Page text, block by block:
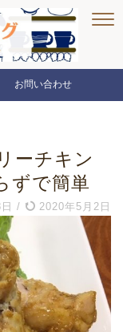
お問い合わせ
ーチキン
ずで簡単
/ 2020年5月2日